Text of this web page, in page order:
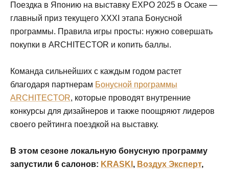
Поездка в Японию на выставку EXPO 2025 в Осаке —
главный приз текущего XXXI этапа Бонусной
программы. Правила игры просты: нужно совершать
покупки в ARCHITECTOR и копить баллы.
Команда сильнейших с каждым годом растет
благодаря партнерам Бонусной программы
ARCHITECTOR, которые проводят внутренние
конкурсы для дизайнеров и также поощряют лидеров
своего рейтинга поездкой на выставку.
В этом сезоне локальную бонусную программу
запустили 6 салонов: KRASKI , Воздух Эксперт,